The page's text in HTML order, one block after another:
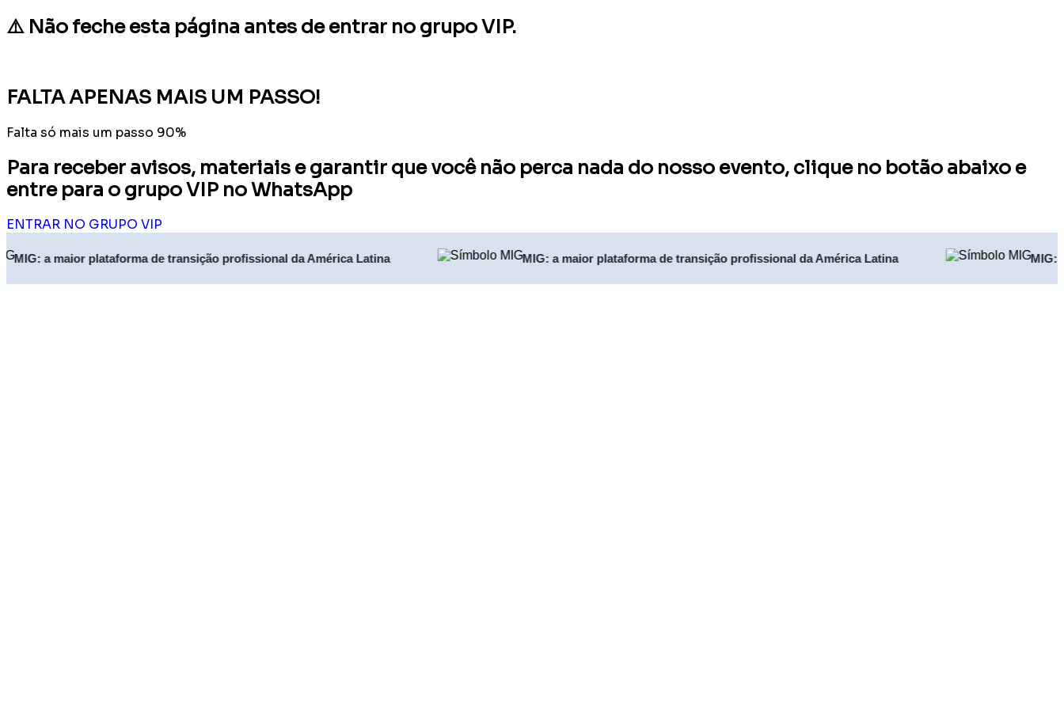
⚠️ Não feche esta página antes de entrar no grupo VIP.
FALTA APENAS MAIS UM PASSO!
Falta só mais um passo 90%
Para receber avisos, materiais e garantir que você não perca nada do nosso evento, clique no botão abaixo e
entre para o grupo VIP no WhatsApp
ENTRAR NO GRUPO VIP
MIG: a maior plataforma de transição profissional da América Latina MIG: a maior plataforma de transição profissional da América Latina MIG: a